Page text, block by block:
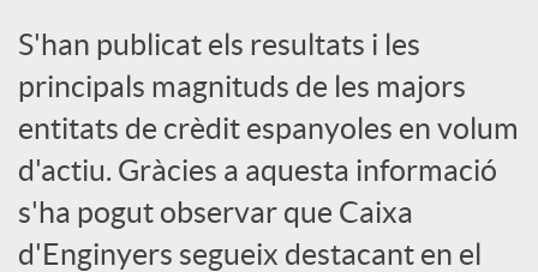
a
d
o
S'han publicat els resultats i les
principals magnituds de les majors
entitats de crèdit espanyoles en volum
d'actiu. Gràcies a aquesta informació
s'ha pogut observar que Caixa
d'Enginyers segueix destacant en el